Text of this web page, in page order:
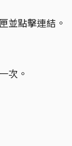
並點擊連結。
次。